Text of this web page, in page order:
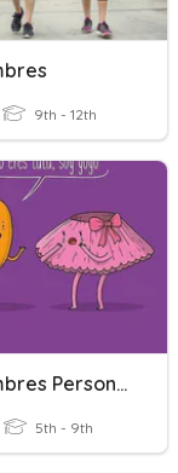
9th - 12th
Pronombres Personales (Sentences)
5th - 9th